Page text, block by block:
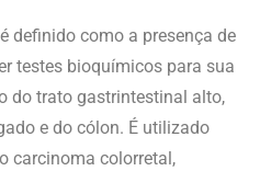
definido como a presença de
testes bioquímicos para sua
do trato gastrintestinal alto,
e do cólon. É utilizado
carcinoma colorretal,